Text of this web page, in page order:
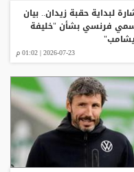
لبداية حقبة زيدان.. بيان
فرنسي بشأن "خليفة
2026-07-23 | 01:02 م